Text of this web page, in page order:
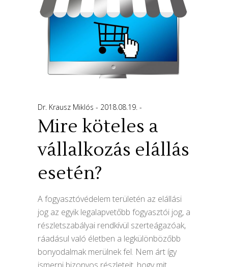
Dr. Krausz Miklós 2018.08.19.
Mire köteles a
vállalkozás elállás
esetén?
A fogyasztóvédelem területén az elállási
jog az egyik legalapvetőbb fogyasztói jog, a
részletszabályai rendkívül szerteágazóak,
ráadásul való életben a legkülönbözőbb
bonyodalmak merülnek fel. Nem árt így